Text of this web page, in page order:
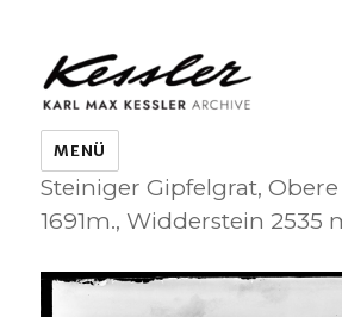
KARL MAX KESSLER
MENÜ
Steiniger Gipfelgrat,
1691m., Widderstein 2535